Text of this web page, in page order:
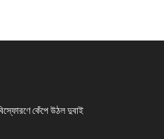
কেঁপে উঠল দুবাই